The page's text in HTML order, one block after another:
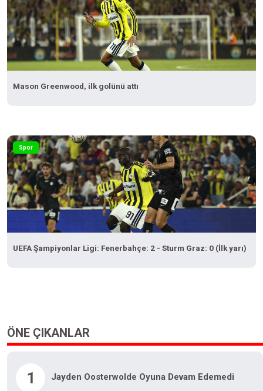
Mason Greenwood, ilk golünü attı
Spor
UEFA Şampiyonlar Ligi: Fenerbahçe: 2 - Sturm Graz: 0 (İlk yarı)
ÖNE ÇIKANLAR
1 Jayden Oosterwolde Oyuna Devam Edemedi